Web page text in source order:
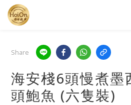
Share
海安棧6頭慢煮墨
頭鮑魚 (六隻裝)